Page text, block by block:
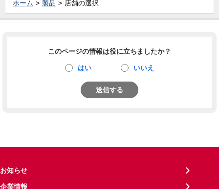
ホーム 製品 店舗の選択
このページの情報は役に立ちましたか？
はい いいえ
送信する
お知らせ
企業情報